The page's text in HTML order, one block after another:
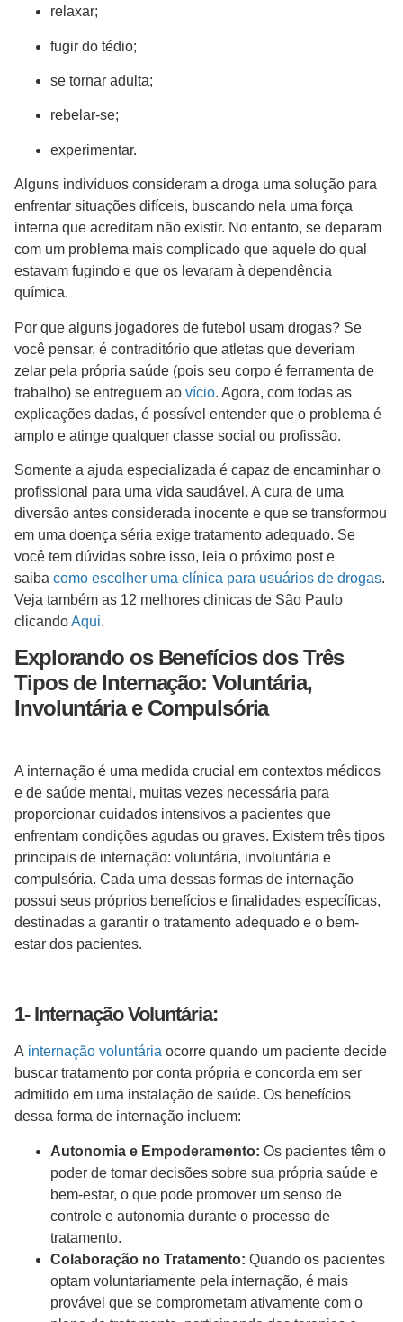
relaxar;
fugir do tédio;
se tornar adulta;
rebelar-se;
experimentar.
Alguns indivíduos consideram a droga uma solução para
enfrentar situações difíceis, buscando nela uma força
interna que acreditam não existir. No entanto, se deparam
com um problema mais complicado que aquele do qual
estavam fugindo e que os levaram à dependência
química.
Por que alguns jogadores de futebol usam drogas? Se
você pensar, é contraditório que atletas que deveriam
zelar pela própria saúde (pois seu corpo é ferramenta de
trabalho) se entreguem ao vício. Agora, com todas as
explicações dadas, é possível entender que o problema é
amplo e atinge qualquer classe social ou profissão.
Somente a ajuda especializada é capaz de encaminhar o
profissional para uma vida saudável. A cura de uma
diversão antes considerada inocente e que se transformou
em uma doença séria exige tratamento adequado. Se
você tem dúvidas sobre isso, leia o próximo post e
saiba como escolher uma clínica para usuários de drogas.
Veja também as 12 melhores clinicas de São Paulo
clicandoAqui.
Explorando os Benefícios dos Três
Tipos de Internação: Voluntária,
Involuntária e Compulsória
A internação é uma medida crucial em contextos médicos
e de saúde mental, muitas vezes necessária para
proporcionar cuidados intensivos a pacientes que
enfrentam condições agudas ou graves. Existem três tipos
principais de internação: voluntária, involuntária e
compulsória. Cada uma dessas formas de internação
possui seus próprios benefícios e finalidades específicas,
destinadas a garantir o tratamento adequado e o bem-
estar dos pacientes.
1- Internação Voluntária:
A internação voluntária ocorre quando um paciente decide
buscar tratamento por conta própria e concorda em ser
admitido em uma instalação de saúde. Os benefícios
dessa forma de internação incluem:
Autonomia e Empoderamento: Os pacientes têm o
poder de tomar decisões sobre sua própria saúde e
bem-estar, o que pode promover um senso de
controle e autonomia durante o processo de
tratamento.
Colaboração no Tratamento: Quando os pacientes
optam voluntariamente pela internação, é mais
provável que se comprometam ativamente com o